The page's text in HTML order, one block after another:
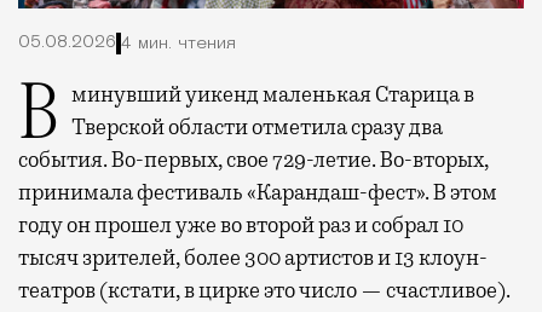
05.08.2026 4 мин. чтения
В минувший уикенд маленькая Старица в Тверской области отметила сразу два
события. Во-первых, свое 729-летие. Во-вторых,
принимала фестиваль «Карандаш-фест». В этом
году он прошел уже во второй раз и собрал 10
тысяч зрителей, более 300 артистов и 13 клоун-
театров (кстати, в цирке это число — счастливое).